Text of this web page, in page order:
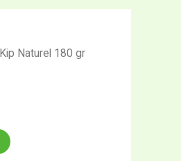
Naturel 180 gr